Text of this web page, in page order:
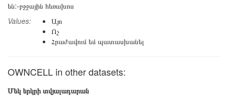
են:-բջջային հեռախոս
Values:
Այո
Ոչ
Հրաժավում եմ պատասխանել
OWNCELL in other datasets:
Մեկ երկրի տվյալադարան